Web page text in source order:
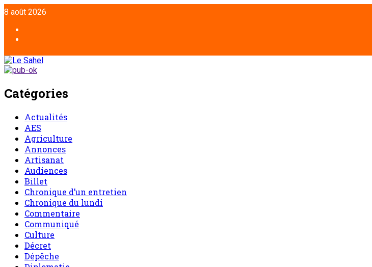
8 août 2026
Catégories
Actualités
AES
Agriculture
Annonces
Artisanat
Audiences
Billet
Chronique d’un entretien
Chronique du lundi
Commentaire
Communiqué
Culture
Décret
Dépêche